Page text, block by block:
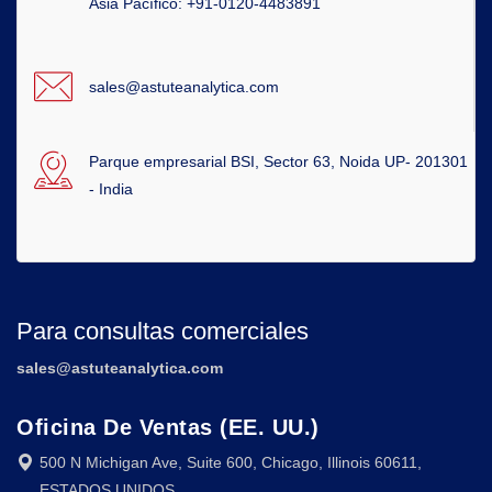
Asia Pacífico: +91-0120-4483891
sales@astuteanalytica.com
Parque empresarial BSI, Sector 63, Noida UP- 201301
- India
Para consultas comerciales
sales@astuteanalytica.com
Oficina De Ventas (EE. UU.)
500 N Michigan Ave, Suite 600, Chicago, Illinois 60611,